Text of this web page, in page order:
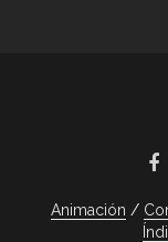
Animación